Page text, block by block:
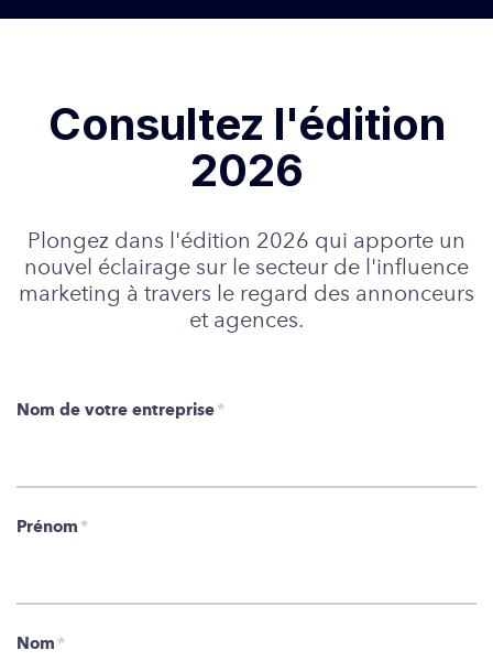
Consultez l'édition
2026
Plongez dans l'édition 2026 qui apporte un
nouvel éclairage sur le secteur de l'influence
marketing à travers le regard des annonceurs
et agences.
Nom de votre entreprise *
Prénom *
Nom *